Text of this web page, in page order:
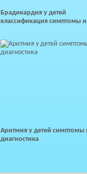
Брадикардия у детей
классификация симптомы
Аритмия у детей симптомы
диагностика